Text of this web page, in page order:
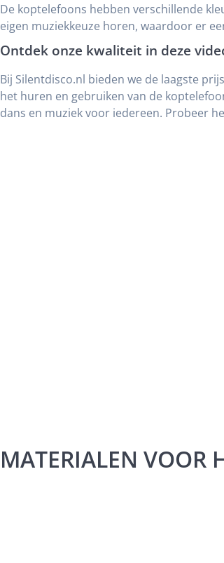
De koptelefoons hebben verschillende
eigen muziekkeuze horen, waardoor er
Ontdek onze kwaliteit in deze
Bij Silentdisco.nl bieden we de laagste
het huren en gebruiken van de
dans en muziek voor iedereen. Probeer
MATERIALEN VOOR